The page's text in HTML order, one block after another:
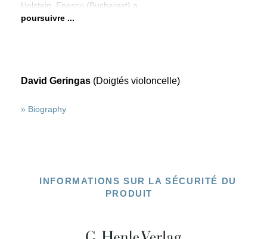
Holstein, Enescu (Bucharest) a
poursuivre ...
David Geringas (Doigtés violoncelle)
» Biography
INFORMATIONS SUR LA SÉCURITÉ DU
PRODUIT